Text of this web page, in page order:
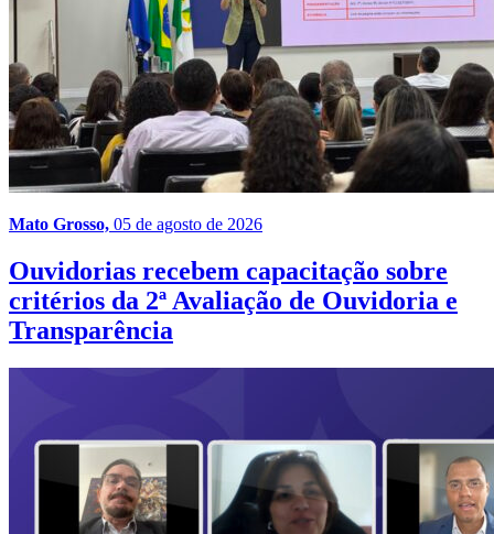
Mato Grosso, 05 de agosto de 2026
Ouvidorias recebem capacitação sobre
critérios da 2ª Avaliação de Ouvidoria e
Transparência